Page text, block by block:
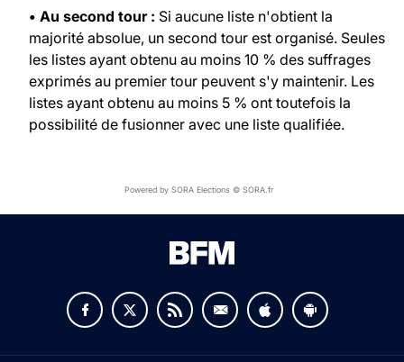
• Au second tour : Si aucune liste n'obtient la
majorité absolue, un second tour est organisé. Seules
les listes ayant obtenu au moins 10 % des suffrages
exprimés au premier tour peuvent s'y maintenir. Les
listes ayant obtenu au moins 5 % ont toutefois la
possibilité de fusionner avec une liste qualifiée.
Powered by SORA Elections © SORA.fr